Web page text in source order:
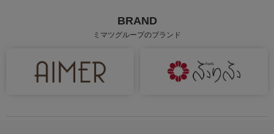
BRAND
ミマツグループのブランド